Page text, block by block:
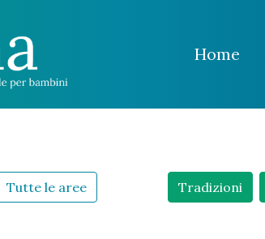
Home
Tutte le aree Tradizioni